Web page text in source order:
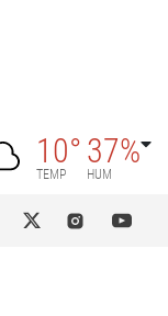
10°
TEMP
37%
HUM